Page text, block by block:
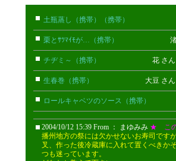
土瓶蒸し（携帯）（携帯）
栗とｻﾂﾏｲﾓが…（携帯） 渚 さ
チヂミ～（携帯） 花 さ
生春巻（携帯） 大豆 さ
ロールキャベツのソース（携帯）
2004/10/12 15:39 From ： まゆみみ ★ この
播州地方の祭には欠かせないお寿司です
叉、作った後冷蔵庫に入れて置くべきか
つも迷っています。